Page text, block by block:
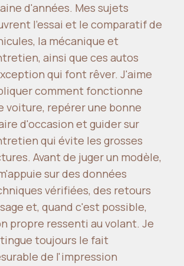
d'années. Mes sujets
l'essai et le comparatif de
la mécanique et
ainsi que ces autos
qui font rêver. J'aime
comment fonctionne
voiture, repérer une bonne
d'occasion et guider sur
qui évite les grosses
Avant de juger un modèle,
sur des données
vérifiées, des retours
et, quand c'est possible,
propre ressenti au volant. Je
toujours le fait
de l'impression